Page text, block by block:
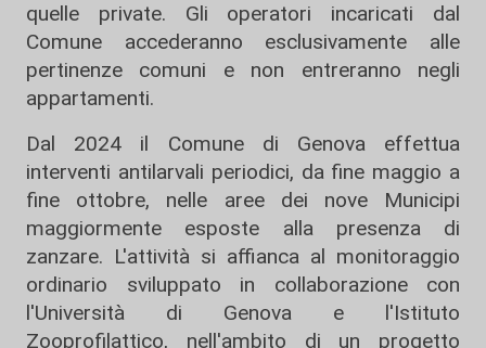
quelle private. Gli operatori incaricati dal
Comune accederanno esclusivamente alle
pertinenze comuni e non entreranno negli
appartamenti.
Dal 2024 il Comune di Genova effettua
interventi antilarvali periodici, da fine maggio a
fine ottobre, nelle aree dei nove Municipi
maggiormente esposte alla presenza di
zanzare. L'attività si affianca al monitoraggio
ordinario sviluppato in collaborazione con
l'Università di Genova e l'Istituto
Zooprofilattico, nell'ambito di un progetto